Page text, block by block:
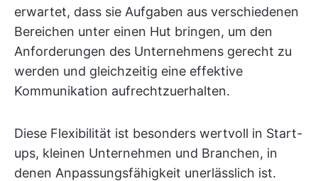
erwartet, dass sie Aufgaben aus verschiedenen
Bereichen unter einen Hut bringen, um den
Anforderungen des Unternehmens gerecht zu
werden und gleichzeitig eine effektive
Kommunikation aufrechtzuerhalten.
Diese Flexibilität ist besonders wertvoll in Start-
ups, kleinen Unternehmen und Branchen, in
denen Anpassungsfähigkeit unerlässlich ist.